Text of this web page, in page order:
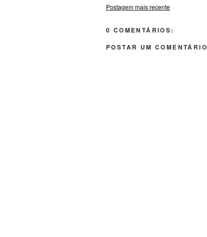
Postagem mais recente
0 COMENTÁRIOS:
POSTAR UM COMENTÁRIO